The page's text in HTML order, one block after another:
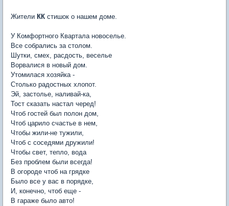
Жители КК стишок о нашем доме.
У Комфортного Квартала новоселье.
Все собрались за столом.
Шутки, смех, расдость, веселье
Ворвалися в новый дом.
Утомилася хозяйка -
Столько радостных хлопот.
Эй, застолье, наливай-ка,
Тост сказать настал черед!
Чтоб гостей был полон дом,
Чтоб царило счастье в нем,
Чтобы жили-не тужили,
Чтоб с соседями дружили!
Чтобы свет, тепло, вода
Без проблем были всегда!
В огороде чтоб на грядке
Было все у вас в порядке,
И, конечно, чтоб еще -
В гараже было авто!